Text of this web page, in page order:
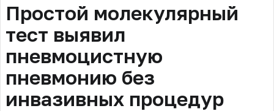
Простой молекулярный
тест выявил
пневмоцистную
пневмонию без
инвазивных процедур